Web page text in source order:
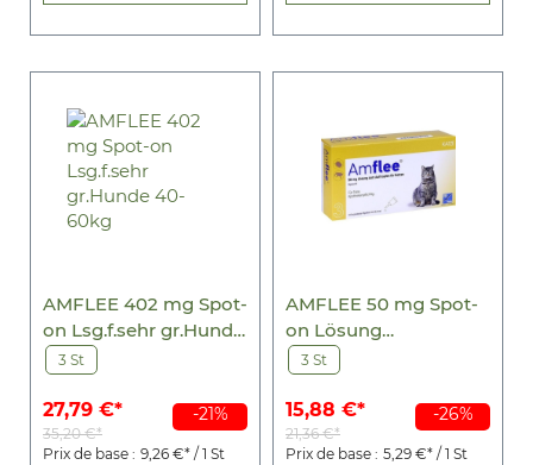
-21%
AMFLEE 402 mg Spot-
on Lsg.f.sehr gr.Hunde
40-60kg
3 St
27,79 €*
35,20 €*
Prix de base : 9,26 €* / 1 St
-26%
AMFLEE 50 mg Spot-
on Lösung
z.Auftropfen f.Katzen
3 St
15,88 €*
21,36 €*
Prix de base : 5,29 €* / 1 St